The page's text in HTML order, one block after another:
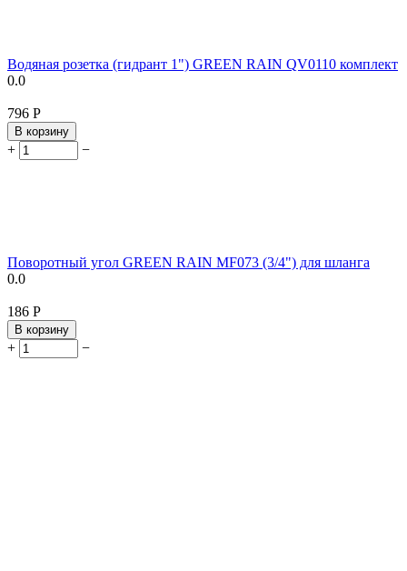
Водяная розетка (гидрант 1") GREEN RAIN QV0110 комплект
0.0
‍796‍ Р
В корзину
+ −
Поворотный угол GREEN RAIN MF073 (3/4") для шланга
0.0
‍186‍ Р
В корзину
+ −